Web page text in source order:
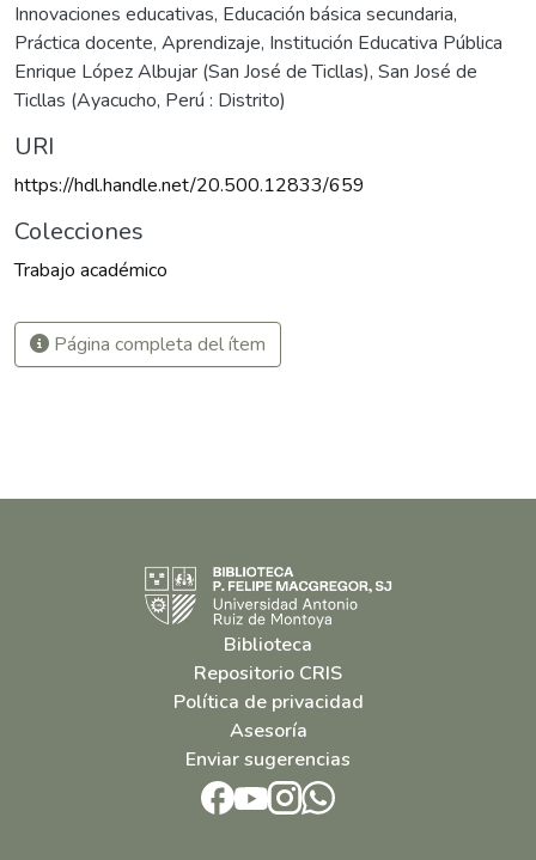
Innovaciones educativas, Educación básica secundaria,
Práctica docente, Aprendizaje, Institución Educativa Pública
Enrique López Albujar (San José de Ticllas), San José de
Ticllas (Ayacucho, Perú : Distrito)
URI
https://hdl.handle.net/20.500.12833/659
Colecciones
Trabajo académico
Página completa del ítem
Biblioteca
Repositorio CRIS
Política de privacidad
Asesoría
Enviar sugerencias